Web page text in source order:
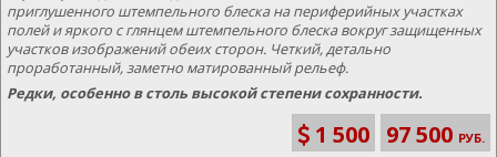
приглушенного штемпельного блеска на периферийных участках
полей и яркого с глянцем штемпельного блеска вокруг защищенных
участков изображений обеих сторон. Четкий, детально
проработанный, заметно матированный рельеф.
Редки, особенно в столь высокой степени сохранности.
1 500 97 500 РУБ.